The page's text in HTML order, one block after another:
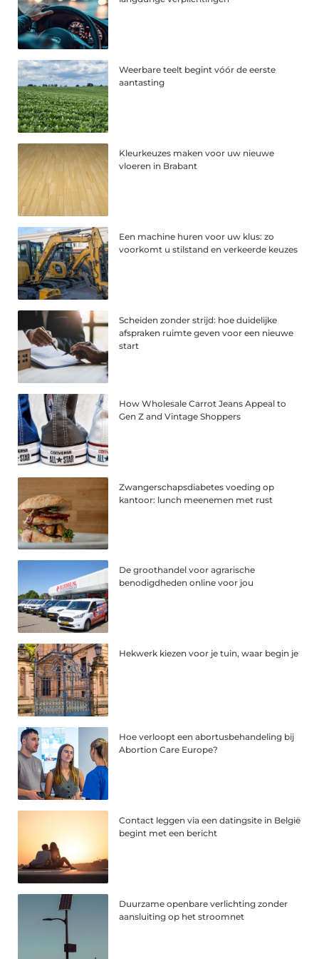
Weerbare teelt begint vóór de eerste
aantasting
Kleurkeuzes maken voor uw nieuwe
vloeren in Brabant
Een machine huren voor uw klus: zo
voorkomt u stilstand en verkeerde keuzes
Scheiden zonder strijd: hoe duidelijke
afspraken ruimte geven voor een nieuwe
start
How Wholesale Carrot Jeans Appeal to
Gen Z and Vintage Shoppers
Zwangerschapsdiabetes voeding op
kantoor: lunch meenemen met rust
De groothandel voor agrarische
benodigdheden online voor jou
Hekwerk kiezen voor je tuin, waar begin je
Hoe verloopt een abortusbehandeling bij
Abortion Care Europe?
Contact leggen via een datingsite in België
begint met een bericht
Duurzame openbare verlichting zonder
aansluiting op het stroomnet